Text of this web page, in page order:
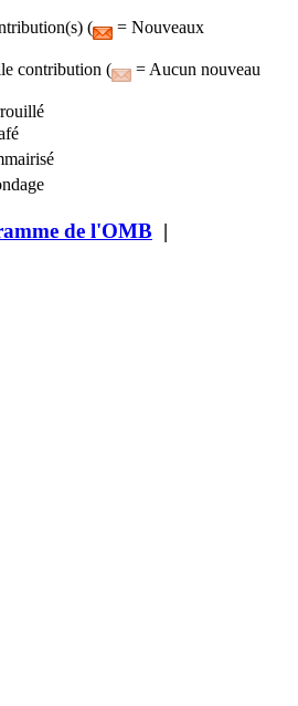
(
= Nouveaux
contribution (
= Aucun nouveau
de l'OMB |